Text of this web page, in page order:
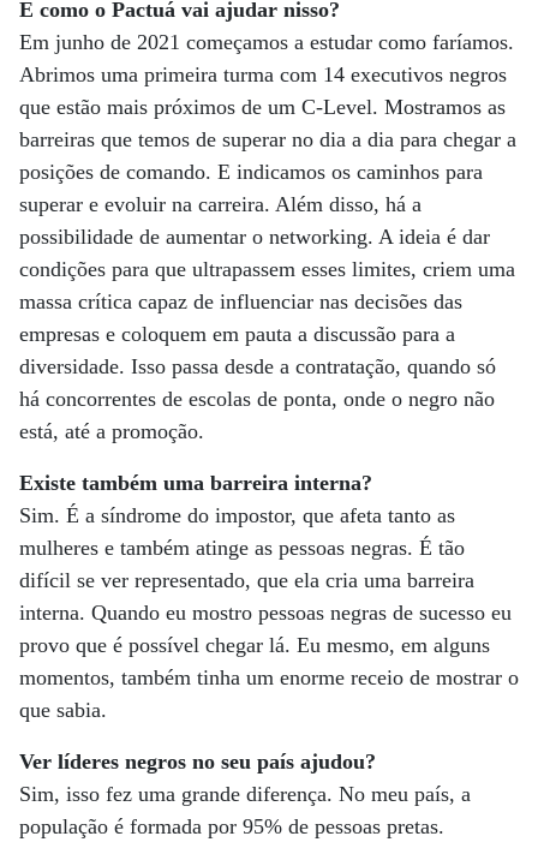
E como o Pactuá vai ajudar nisso?
Em junho de 2021 começamos a estudar como faríamos.
Abrimos uma primeira turma com 14 executivos negros
que estão mais próximos de um C-Level. Mostramos as
barreiras que temos de superar no dia a dia para chegar a
posições de comando. E indicamos os caminhos para
superar e evoluir na carreira. Além disso, há a
possibilidade de aumentar o networking. A ideia é dar
condições para que ultrapassem esses limites, criem uma
massa crítica capaz de influenciar nas decisões das
empresas e coloquem em pauta a discussão para a
diversidade. Isso passa desde a contratação, quando só
há concorrentes de escolas de ponta, onde o negro não
está, até a promoção.
Existe também uma barreira interna?
Sim. É a síndrome do impostor, que afeta tanto as
mulheres e também atinge as pessoas negras. É tão
difícil se ver representado, que ela cria uma barreira
interna. Quando eu mostro pessoas negras de sucesso eu
provo que é possível chegar lá. Eu mesmo, em alguns
momentos, também tinha um enorme receio de mostrar o
que sabia.
Ver líderes negros no seu país ajudou?
Sim, isso fez uma grande diferença. No meu país, a
população é formada por 95% de pessoas pretas.